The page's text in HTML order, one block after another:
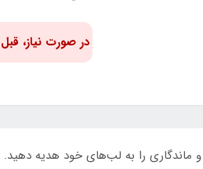
در صورت نیاز،
لچیک شماره 16، زیبایی و ماندگاری را به